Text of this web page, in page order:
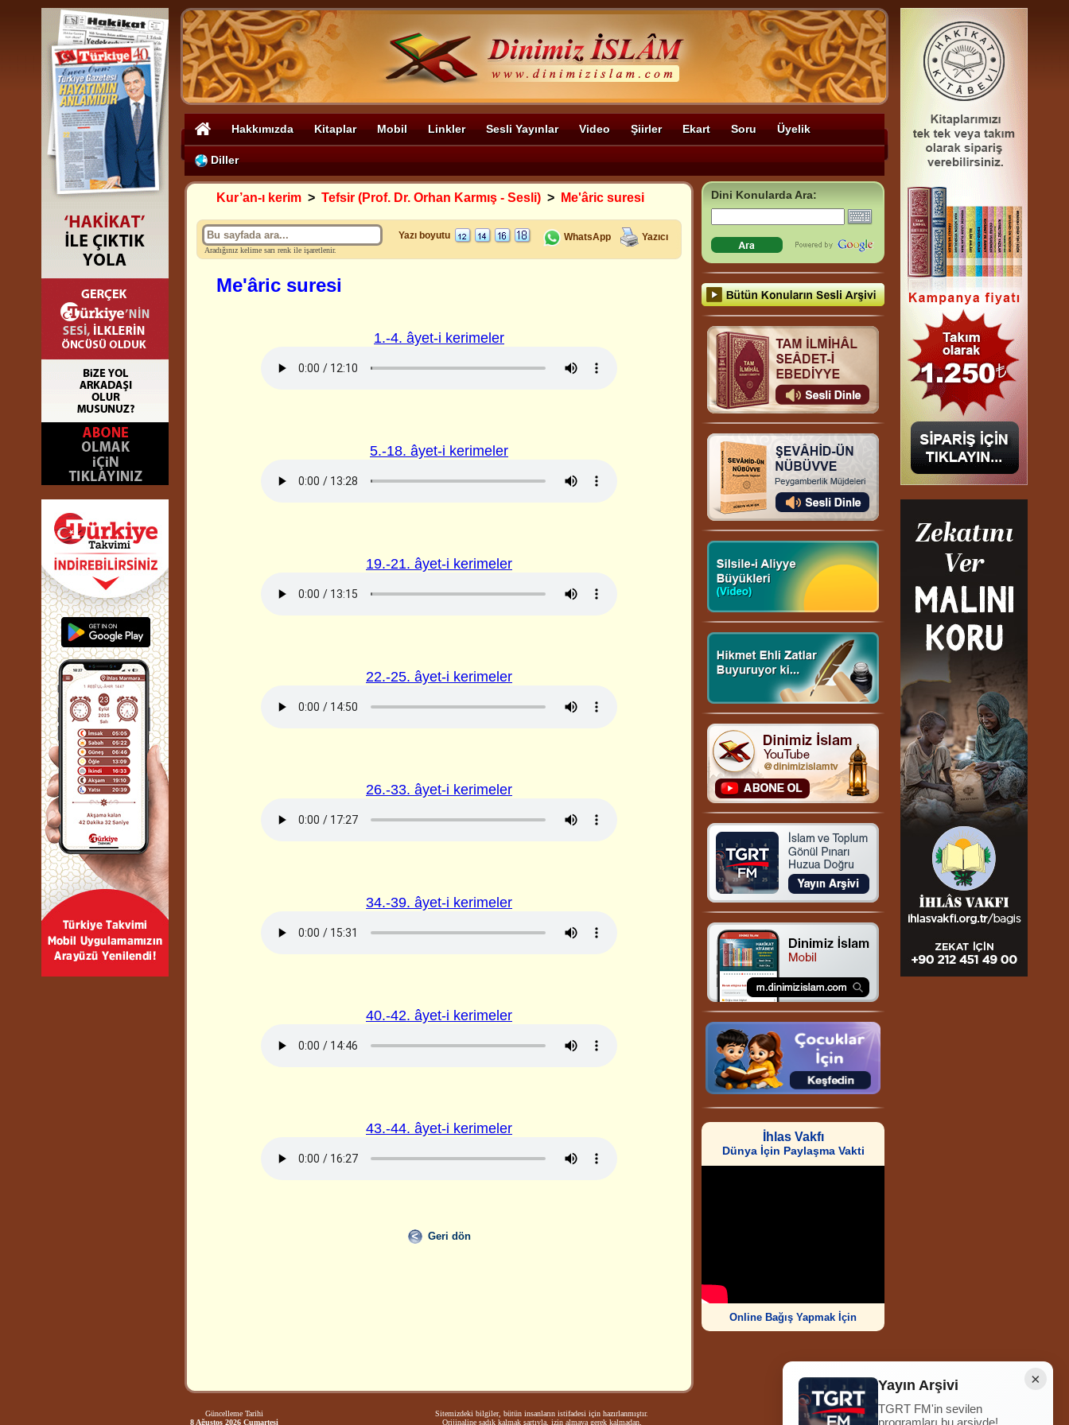
Hakkımızda Kitaplar Mobil Linkler Sesli Yayınlar Video Şiirler Ekart Soru Üyelik
Diller
Kur’an-ı kerim > Tefsir (Prof. Dr. Orhan Karmış - Sesli) > Me'âric suresi
Aradığınız kelime sarı renk ile işaretlenir.
Yazı boyutu WhatsApp Yazıcı
Me'âric suresi
1.-4. âyet-i kerimeler
5.-18. âyet-i kerimeler
19.-21. âyet-i kerimeler
22.-25. âyet-i kerimeler
26.-33. âyet-i kerimeler
34.-39. âyet-i kerimeler
40.-42. âyet-i kerimeler
43.-44. âyet-i kerimeler
Geri dön
Dini Konularda Ara:
İhlas Vakfı
Dünya İçin Paylaşma Vakti
Online Bağış Yapmak İçin
Güncelleme Tarihi
8 Ağustos 2026 Cumartesi
Sitemizdeki bilgiler, bütün insanların istifadesi için hazırlanmıştır.
Orijinaline sadık kalmak şartıyla, izin almaya gerek kalmadan,
Ziyaretçi Sayısı
252.011.862
×
Yayın Arşivi
TGRT FM'in sevilen
programları bu arşivde!